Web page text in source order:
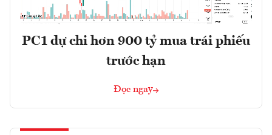
PC1 dự chi hơn 900 tỷ mua trái phiếu
trước hạn
Đọc ngay